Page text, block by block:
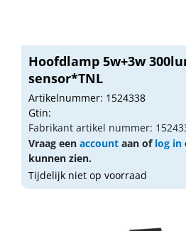
Hoofdlamp 5w+3w
sensor*TNL
Artikelnummer: 1524338
Gtin:
Fabrikant artikel nummer:
Vraag een account aan of log in
kunnen zien.
Tijdelijk niet op voorraad